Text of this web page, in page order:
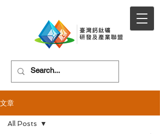
文章
All Posts